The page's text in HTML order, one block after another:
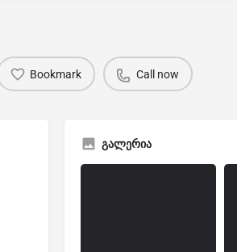
Bookmark Call now
გალერია